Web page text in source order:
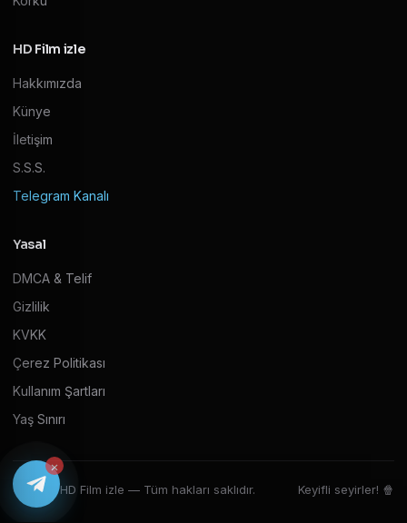
HD Film izle
Hakkımızda
Künye
İletişim
S.S.S.
Telegram Kanalı
Yasal
DMCA & Telif
Gizlilik
KVKK
Çerez Politikası
Kullanım Şartları
Yaş Sınırı
© 2026 HD Film izle — Tüm hakları saklıdır. Keyifli seyirler! 🍿
×